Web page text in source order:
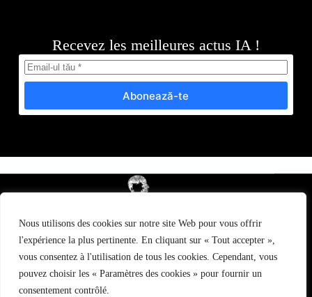
Nous utilisons des cookies sur notre site Web pour vous offrir
l'expérience la plus pertinente. En cliquant sur « Tout accepter »,
vous consentez à l'utilisation de tous les cookies. Cependant, vous
pouvez choisir les « Paramètres des cookies » pour fournir un
consentement contrôlé.
Recevez les meilleures actus IA !
Abonează-te
Mention Légales
Politique de confidentialité